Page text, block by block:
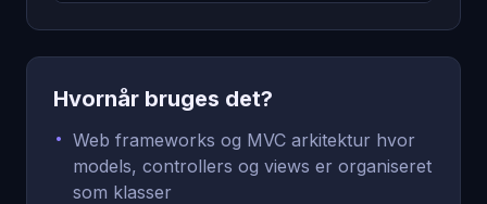
Hvornår bruges det?
• Web frameworks og MVC arkitektur hvor
models, controllers og views er organiseret
som klasser